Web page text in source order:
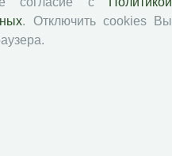
. Отключить cookies Вы